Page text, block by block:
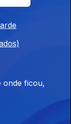
onde ficou,